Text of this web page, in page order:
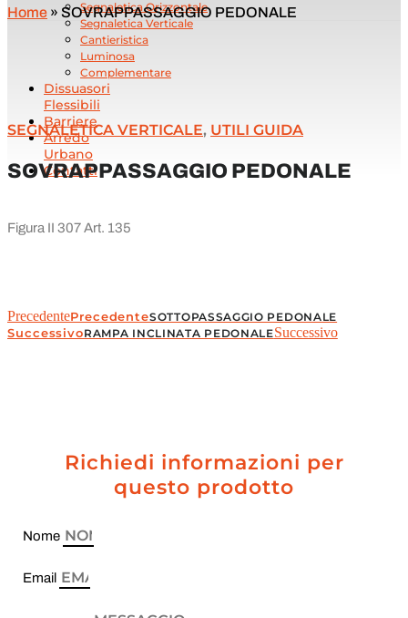
Segnaletica Orizzontale
Segnaletica Verticale
Cantieristica
Luminosa
Complementare
Dissuasori
Flessibili
Barriere
Arredo
Urbano
Contatti
Home » SOVRAPPASSAGGIO PEDONALE
SEGNALETICA VERTICALE, UTILI GUIDA
SOVRAPPASSAGGIO PEDONALE
Figura II 307 Art. 135
PrecedentePrecedenteSOTTOPASSAGGIO PEDONALE
SuccessivoRAMPA INCLINATA PEDONALESuccessivo
Richiedi informazioni per
questo prodotto
Nome
Email